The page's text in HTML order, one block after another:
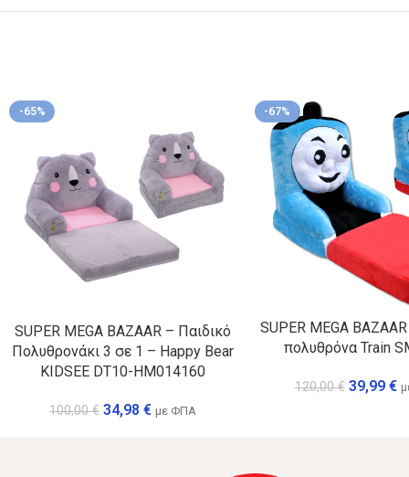
-65%
SUPER MEGA BAZAAR – Παιδικό
Πολυθρονάκι 3 σε 1 – Happy Bear
KIDSEE DT10-HM014160
100,00€ 34,98 € με ΦΠΑ
-67%
SUPER MEGA
πολυθρόνα Train
120,00€ 39,99 €